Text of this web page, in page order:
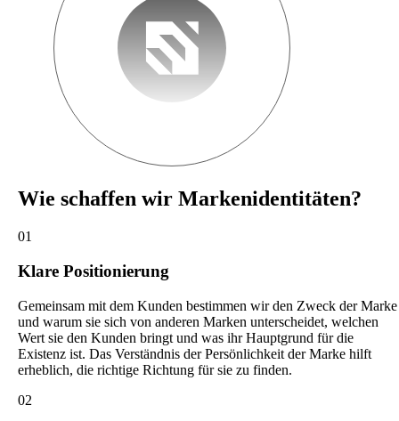
Wie schaffen wir Markenidentitäten?
01
Klare Positionierung
Gemeinsam mit dem Kunden bestimmen wir den Zweck der Marke
und warum sie sich von anderen Marken unterscheidet, welchen
Wert sie den Kunden bringt und was ihr Hauptgrund für die
Existenz ist. Das Verständnis der Persönlichkeit der Marke hilft
erheblich, die richtige Richtung für sie zu finden.
02